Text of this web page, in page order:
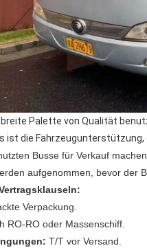
breite Palette von Qualität
ist die Fahrzeugunterstützung,
Busse für Verkauf
aufgenommen, bevor der
Verpackung.
RO-RO oder Massenschiff.
T/T vor Versand.